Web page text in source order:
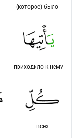
(которое) было
приходило к нему
всех